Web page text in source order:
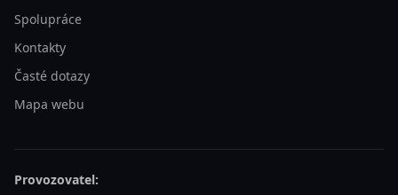
Spolupráce
Kontakty
Časté dotazy
Mapa webu
Provozovatel: